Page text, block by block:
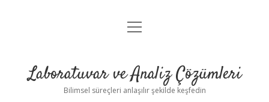
Anasayfa
Yasal Uyarı
menüyü
Laboratuvar ve Analiz Çözümleri
Bilimsel süreçleri anlaşılır şekilde keşfedin